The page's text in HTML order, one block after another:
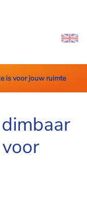
is voor jouw ruimte